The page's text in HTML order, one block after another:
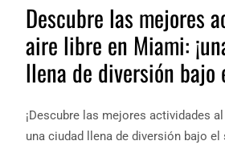
Descubre las mejores
aire libre en Miami:
llena de diversión bajo
¡Descubre las mejores actividades
una ciudad llena de diversión bajo